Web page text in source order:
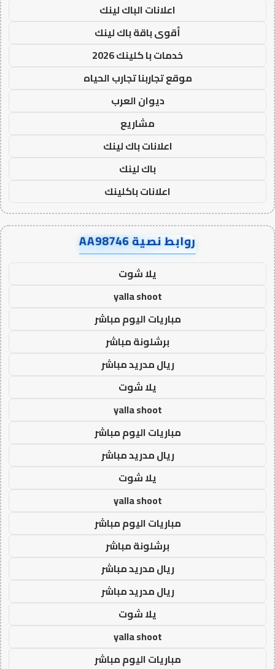
اعلانات الباك لينك
أقوى باقة باك لينك
خدمات با كلينك 2026
موقع تجاربنا تجارب الحياه
ديوان العرب
مشاريع
اعلانات باك لينك
باك لينك
اعلانات باكلينك
روابط نصية AA98746
يلا شوت
yalla shoot
مباريات اليوم مباشر
برشلونة مباشر
ريال مدريد مباشر
يلا شوت
yalla shoot
مباريات اليوم مباشر
ريال مدريد مباشر
يلا شوت
yalla shoot
مباريات اليوم مباشر
برشلونة مباشر
ريال مدريد مباشر
ريال مدريد مباشر
يلا شوت
yalla shoot
مباريات اليوم مباشر